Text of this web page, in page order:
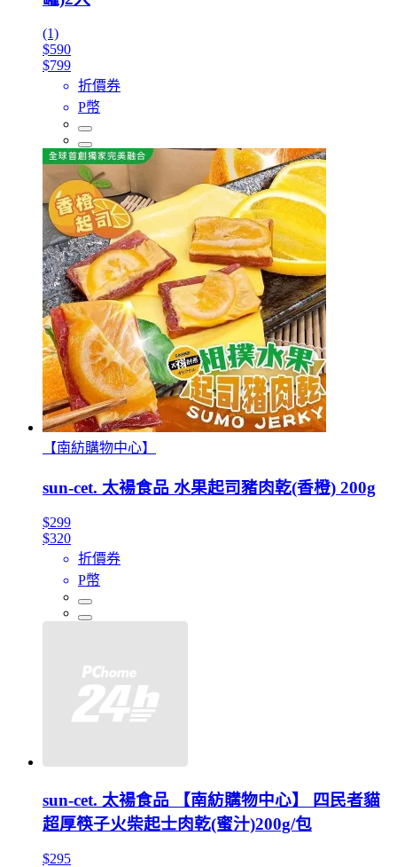
(1)
$590
$799
折價券
P幣
【南紡購物中心】
sun-cet. 太禓食品 水果起司豬肉乾(香橙) 200g
$299
$320
折價券
P幣
sun-cet. 太禓食品 【南紡購物中心】 四民者貓
超厚筷子火柴起士肉乾(蜜汁)200g/包
$295